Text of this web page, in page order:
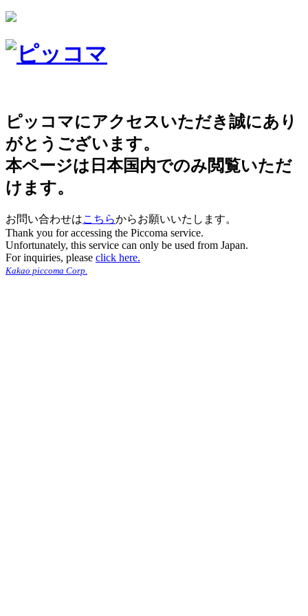
ピッコマにアクセスいただき誠にあり
がとうございます。
本ページは日本国内でのみ閲覧いただ
けます。
お問い合わせはこちらからお願いいたします。
Thank you for accessing the Piccoma service.
Unfortunately, this service can only be used from Japan.
For inquiries, please click here.
Kakao piccoma Corp.